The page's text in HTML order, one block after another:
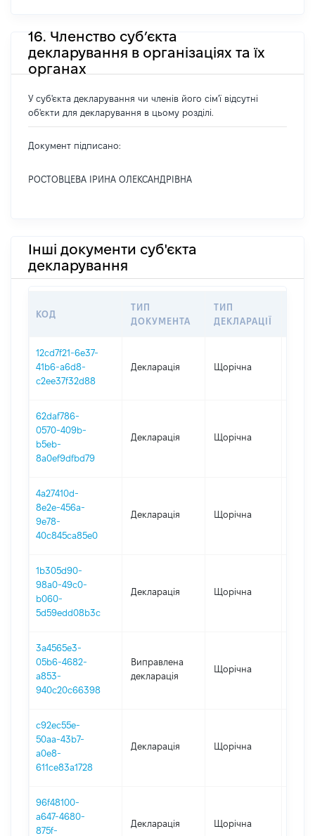
16. Членство суб’єкта
декларування в організаціях та їх
органах
У суб'єкта декларування чи членів його сім'ї відсутні
об'єкти для декларування в цьому розділі.
Документ підписано:
РОСТОВЦЕВА ІРИНА ОЛЕКСАНДРІВНА
Інші документи суб'єкта
декларування
КОД
ТИП
ДОКУМЕНТА
ТИП
ДЕКЛАРАЦІЇ
12cd7f21-6e37-
41b6-a6d8-
c2ee37f32d88
Декларація Щорічна
62daf786-
0570-409b-
b5eb-
8a0ef9dfbd79
Декларація Щорічна
4a27410d-
8e2e-456a-
9e78-
40c845ca85e0
Декларація Щорічна
1b305d90-
98a0-49c0-
b060-
5d59edd08b3c
Декларація Щорічна
3a4565e3-
05b6-4682-
a853-
940c20c66398
Виправлена
декларація
Щорічна
c92ec55e-
50aa-43b7-
a0e8-
611ce83a1728
Декларація Щорічна
96f48100-
a647-4680-
875f-
Декларація Щорічна